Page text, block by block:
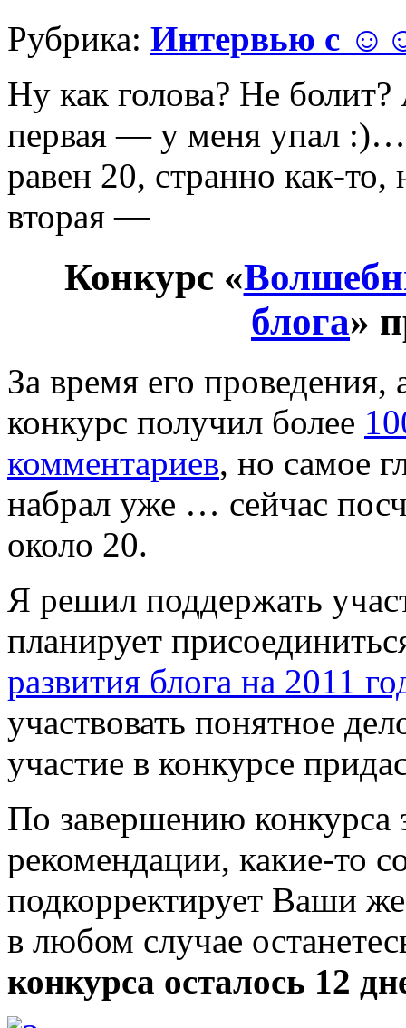
Рубрика: Интервью с
Ну как голова? Не
первая — у меня упал
равен 20, странно как-
вторая —
Конкурс «
блога»
За время его проведения,
конкурс получил более
комментариев, но самое
набрал уже … сейчас
около 20.
Я решил поддержать
планирует
развития блога на 2011
участвовать понятное
участие в конкурсе
По завершению
рекомендации, какие-то
подкорректирует Ваши
в любом случае
конкурса осталось 12